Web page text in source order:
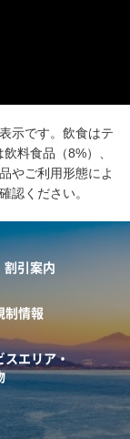
示です。飲食はテ
料食品（8%）、
やご利用形態によ
認ください。
割引案内
制情報
スエリア・